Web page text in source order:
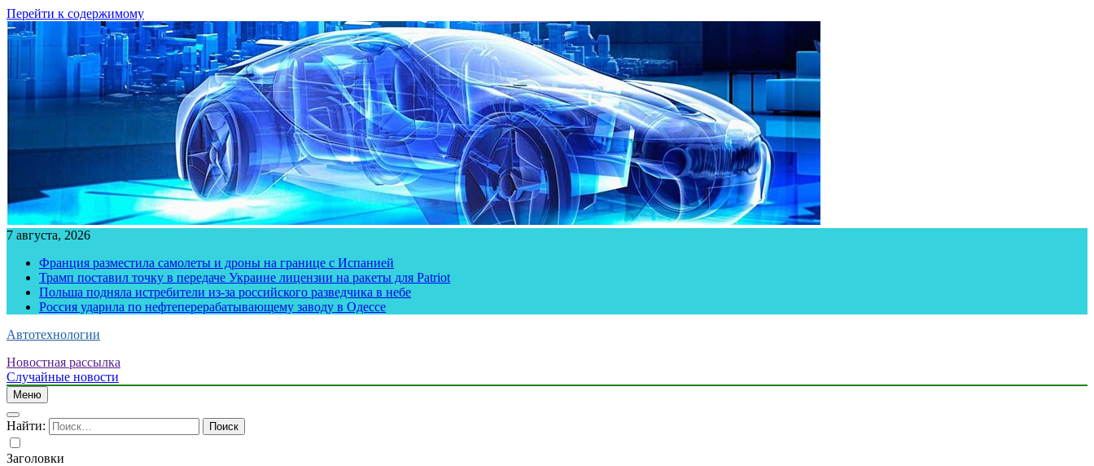
Перейти к содержимому
7 августа, 2026
Франция разместила самолеты и дроны на границе с Испанией
Трамп поставил точку в передаче Украине лицензии на ракеты для Patriot
Польша подняла истребители из-за российского разведчика в небе
Россия ударила по нефтеперерабатывающему заводу в Одессе
Автотехнологии
Новостная рассылка
Случайные новости
Меню
Найти:
Заголовки